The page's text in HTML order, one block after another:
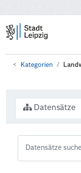
Kategorien
Datensätze